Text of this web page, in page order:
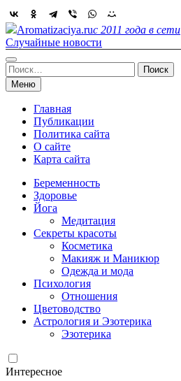
Skip
to
content
Aromatizaciya.ruс 2011 года в сети
Случайные новости
Найти:
Меню
Главная
Публикации
Политика сайта
О сайте
Карта сайта
Беременность
Здоровье
Йога
Медитация
Секреты красоты
Косметика
Макияж и Маникюр
Одежда и мода
Психология
Отношения
Цветоводство
Астрология и Эзотерика
Эзотерика
Интересное